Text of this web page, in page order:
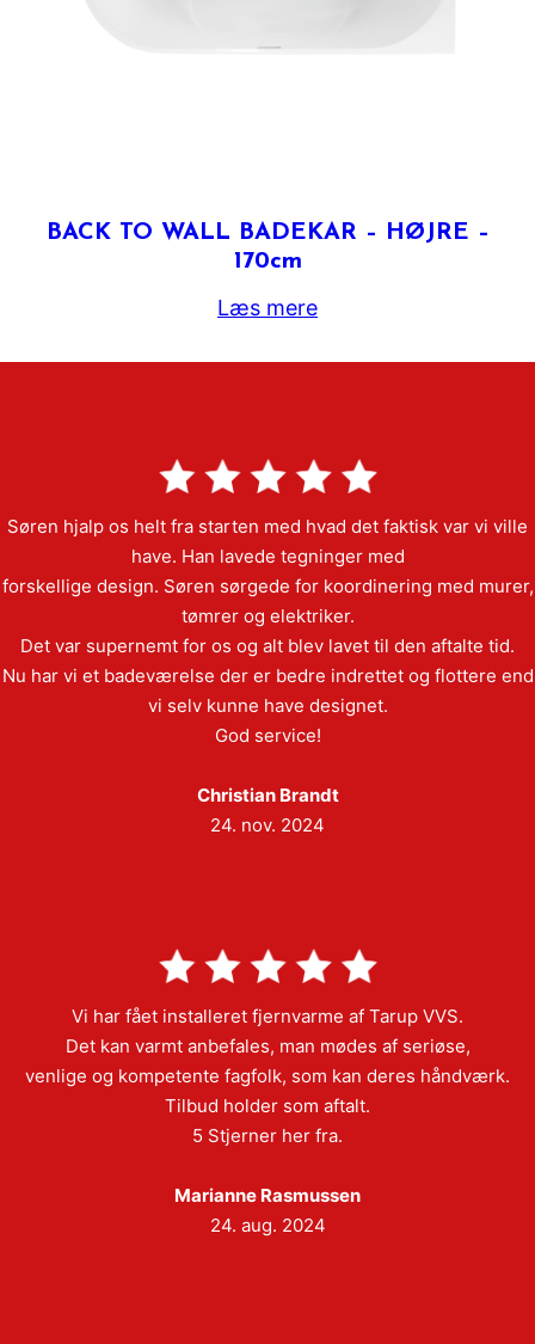
BACK TO WALL BADEKAR – HØJRE –
170cm
Læs mere
Søren hjalp os helt fra starten med hvad det faktisk var vi ville
have. Han lavede tegninger med
forskellige design. Søren sørgede for koordinering med murer,
tømrer og elektriker.
Det var supernemt for os og alt blev lavet til den aftalte tid.
Nu har vi et badeværelse der er bedre indrettet og flottere end
vi selv kunne have designet.
God service!
Christian Brandt
24. nov. 2024
Vi har fået installeret fjernvarme af Tarup VVS.
Det kan varmt anbefales, man mødes af seriøse,
venlige og kompetente fagfolk, som kan deres håndværk.
Tilbud holder som aftalt.
5 Stjerner her fra.
Marianne Rasmussen
24. aug. 2024